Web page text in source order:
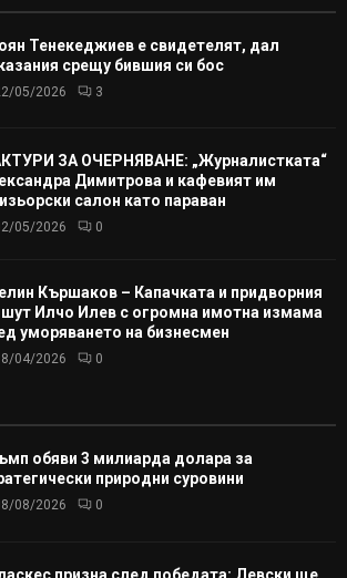
Тенекеджиев е свидетелят, дал
срещу бившия си бос
05/2026 3
ЗА ОЧЕРНЯВАНЕ: „Журналистката“
Димитрова и кафевият им
салон като параван
05/2026 0
Кършаков – Капачката и придворния
Илчо Илев с огромна имотна измама
уморяването на бизнесмен
04/2026 0
обяви 3 милиарда долара за
природни суровини
08/2026 0
призна след победата: Левски ще